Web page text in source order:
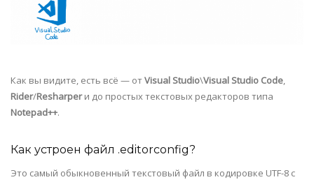
Как вы видите, есть всё — отVisual Studio\Visual Studio Code,
Rider/Resharperи до простых текстовых редакторов типа
Notepad++.
Как устроен файл .editorconfig?
Это самый обыкновенный текстовый файл в кодировке UTF-8 с